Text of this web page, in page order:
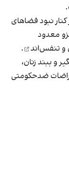
نبود فضاهای
معدود
تنفس‌اند
.
و ببند زنان،
ضدحکومتی